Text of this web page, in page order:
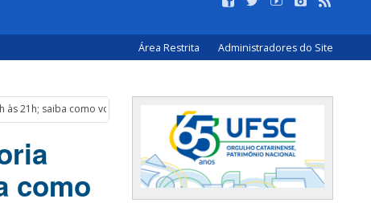
Área Restrita Administradores do Site
21h; saiba como votar
como